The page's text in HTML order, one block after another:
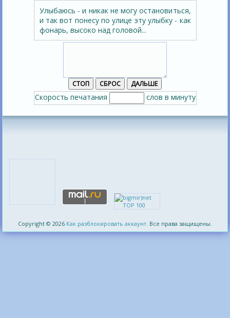
Улыбаюсь - и никак не могу остановиться,
и так вот понесу по улице эту улыбку - как
фонарь, высоко над головой...
Скорость печатания слов в минуту
Copyright © 2026 Как разблокировать аккаунт . Все права защищены.